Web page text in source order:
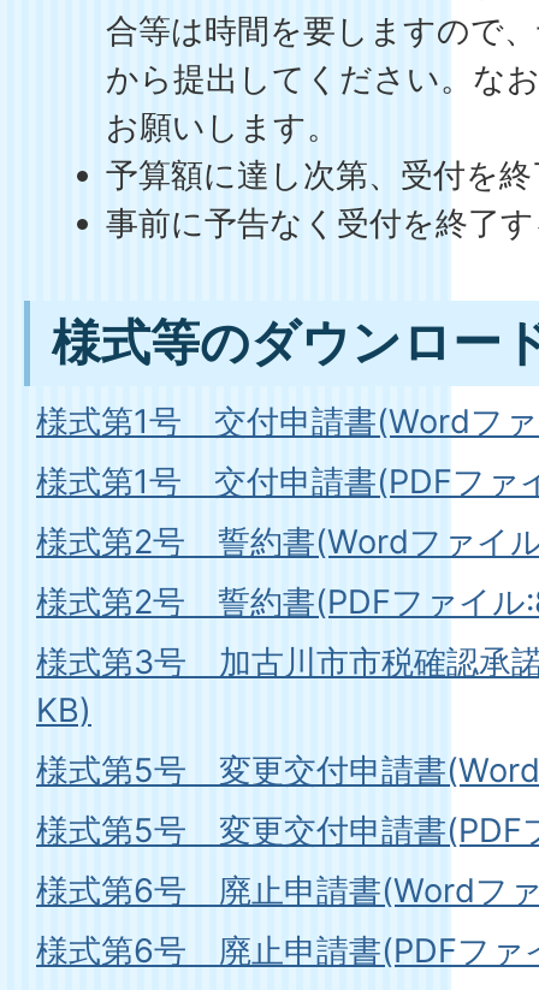
合等は時間を要しますので
から提出してください。な
お願いします。
予算額に達し次第、受付を
事前に予告なく受付を終了
様式等のダウンロー
様式第1号 交付申請書(Wordフ
様式第1号 交付申請書(PDFファ
様式第2号 誓約書(Wordファイ
様式第2号 誓約書(PDFファイル
様式第3号 加古川市市税確認承
KB)
様式第5号 変更交付申請書
様式第5号 変更交付申請書(PDF
様式第6号 廃止申請書(Wordフ
様式第6号 廃止申請書(PDFファ